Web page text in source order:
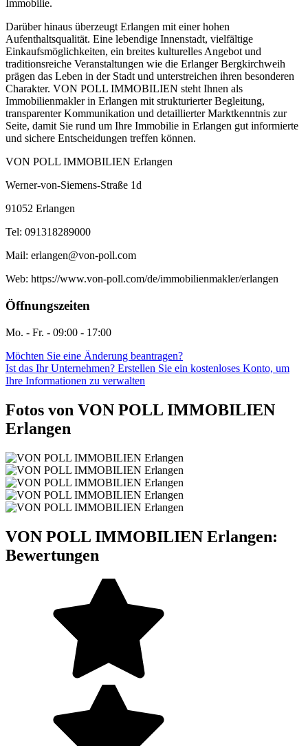
Immobilie.
Darüber hinaus überzeugt Erlangen mit einer hohen
Aufenthaltsqualität. Eine lebendige Innenstadt, vielfältige
Einkaufsmöglichkeiten, ein breites kulturelles Angebot und
traditionsreiche Veranstaltungen wie die Erlanger Bergkirchweih
prägen das Leben in der Stadt und unterstreichen ihren besonderen
Charakter. VON POLL IMMOBILIEN steht Ihnen als
Immobilienmakler in Erlangen mit strukturierter Begleitung,
transparenter Kommunikation und detaillierter Marktkenntnis zur
Seite, damit Sie rund um Ihre Immobilie in Erlangen gut informierte
und sichere Entscheidungen treffen können.
VON POLL IMMOBILIEN Erlangen
Werner-von-Siemens-Straße 1d
91052 Erlangen
Tel: 091318289000
Mail: erlangen@von-poll.com
Web: https://www.von-poll.com/de/immobilienmakler/erlangen
Öffnungszeiten
Mo. - Fr. - 09:00 - 17:00
Möchten Sie eine Änderung beantragen?
Ist das Ihr Unternehmen? Erstellen Sie ein kostenloses Konto, um
Ihre Informationen zu verwalten
Fotos von VON POLL IMMOBILIEN
Erlangen
VON POLL IMMOBILIEN Erlangen:
Bewertungen